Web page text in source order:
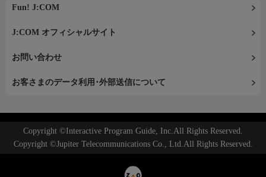
Fun! J:COM
J:COM オフィシャルサイト
お問い合わせ
お客さまのデータ利用･外部送信について
Copyright ©Interactive Program Guide, Inc.All Rights Reserved.
Copyright ©Jupiter Telecommunications Co., Ltd.All Rights Reserved.